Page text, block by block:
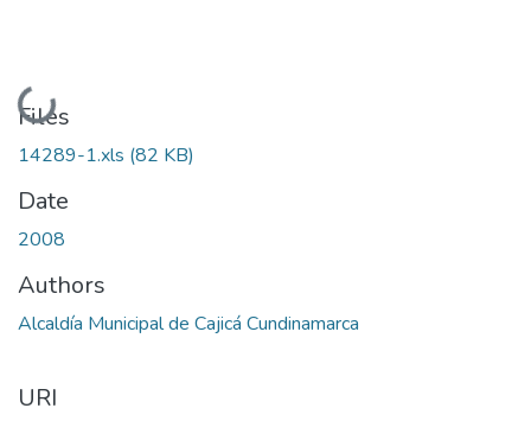
Loading...
Files
14289-1.xls (82 KB)
Date
2008
Authors
Alcaldía Municipal de Cajicá Cundinamarca
URI